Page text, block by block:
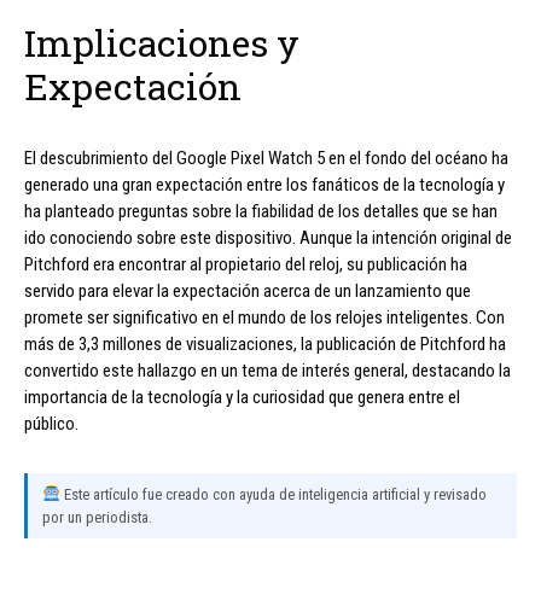
Implicaciones y
Expectación
El descubrimiento del Google Pixel Watch 5 en el fondo del océano ha
generado una gran expectación entre los fanáticos de la tecnología y
ha planteado preguntas sobre la fiabilidad de los detalles que se han
ido conociendo sobre este dispositivo. Aunque la intención original de
Pitchford era encontrar al propietario del reloj, su publicación ha
servido para elevar la expectación acerca de un lanzamiento que
promete ser significativo en el mundo de los relojes inteligentes. Con
más de 3,3 millones de visualizaciones, la publicación de Pitchford ha
convertido este hallazgo en un tema de interés general, destacando la
importancia de la tecnología y la curiosidad que genera entre el
público.
Este artículo fue creado con ayuda de inteligencia artificial y revisado
por un periodista.